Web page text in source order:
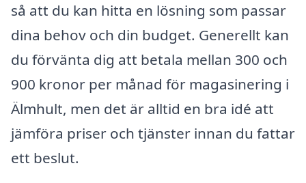
så att du kan hitta en lösning som passar
dina behov och din budget. Generellt kan
du förvänta dig att betala mellan 300 och
900 kronor per månad för magasinering i
Älmhult, men det är alltid en bra idé att
jämföra priser och tjänster innan du fattar
ett beslut.